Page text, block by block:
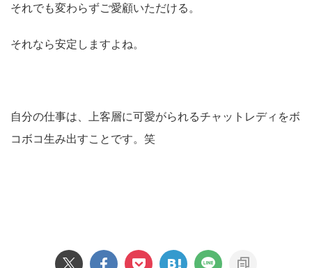
それでも変わらずご愛顧いただける。
それなら安定しますよね。
自分の仕事は、上客層に可愛がられるチャットレディをボ
コボコ生み出すことです。笑